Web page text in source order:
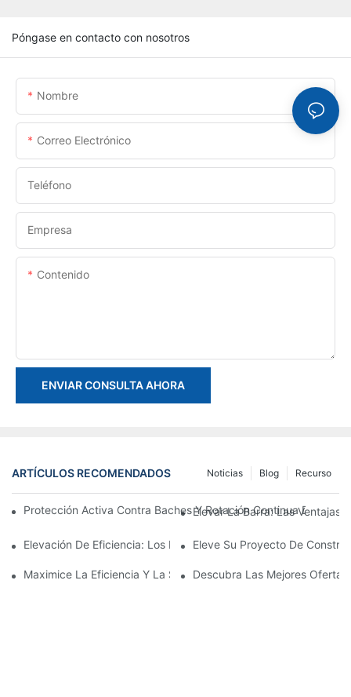
Póngase en contacto con nosotros
Nombre
Correo Electrónico
Teléfono
Empresa
Contenido
ENVIAR CONSULTA AHORA
ARTÍCULOS RECOMENDADOS Recurso
Blog
Noticias
Protección Activa Contra Baches Y Rotación Continua De
Elevar La Barra: Las Ventajas
Elevación De Eficiencia: Los Beneficios De Usar Un Ascensor
Eleve Su Proyecto De
Maximice La Eficiencia Y La Seguridad Con Elevadores
Descubra Las Mejores